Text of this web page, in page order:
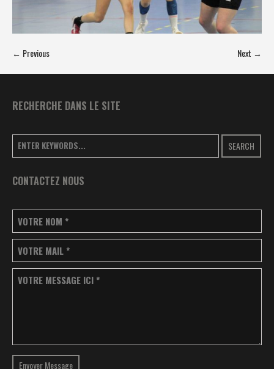
← Previous Next →
RECHERCHE DANS LE SITE
SEARCH
CONTACTEZ NOUS
VOTRE NOM *
VOTRE MAIL *
VOTRE MESSAGE ICI *
Envoyer Message